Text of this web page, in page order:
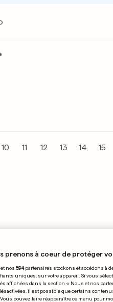
10 11 12 13 14 15
31.12.2024
prenons à coeur de protéger
nos 594partenaires stockons et accédons à
uniques, sur votre appareil. Si vous
affichées dans la section « Nous et nos
il est possible que certains
pouvez faire réapparaître ce menu pour